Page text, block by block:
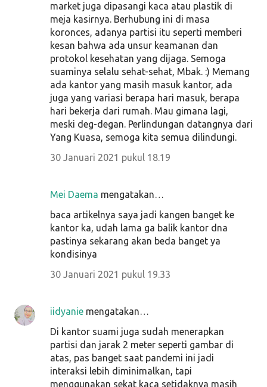
market juga dipasangi kaca atau plastik di
meja kasirnya. Berhubung ini di masa
koronces, adanya partisi itu seperti memberi
kesan bahwa ada unsur keamanan dan
protokol kesehatan yang dijaga. Semoga
suaminya selalu sehat-sehat, Mbak. :) Memang
ada kantor yang masih masuk kantor, ada
juga yang variasi berapa hari masuk, berapa
hari bekerja dari rumah. Mau gimana lagi,
meski deg-degan. Perlindungan datangnya dari
Yang Kuasa, semoga kita semua dilindungi.
30 Januari 2021 pukul 18.19
Mei Daema mengatakan…
baca artikelnya saya jadi kangen banget ke
kantor ka, udah lama ga balik kantor dna
pastinya sekarang akan beda banget ya
kondisinya
30 Januari 2021 pukul 19.33
iidyanie mengatakan…
Di kantor suami juga sudah menerapkan
partisi dan jarak 2 meter seperti gambar di
atas, pas banget saat pandemi ini jadi
interaksi lebih diminimalkan, tapi
menggunakan sekat kaca setidaknya masih